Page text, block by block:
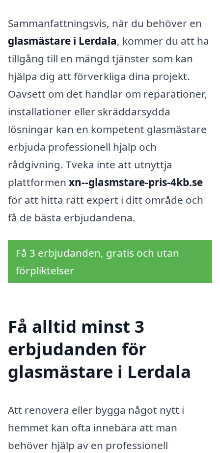
Sammanfattningsvis, när du behöver en
glasmästare i Lerdala, kommer du att ha
tillgång till en mängd tjänster som kan
hjälpa dig att förverkliga dina projekt.
Oavsett om det handlar om reparationer,
installationer eller skräddarsydda
lösningar kan en kompetent glasmästare
erbjuda professionell hjälp och
rådgivning. Tveka inte att utnyttja
plattformen xn--glasmstare-pris-4kb.se
för att hitta rätt expert i ditt område och
få de bästa erbjudandena.
Få 3 erbjudanden, gratis och utan
förpliktelser
Få alltid minst 3
erbjudanden för
glasmästare i Lerdala
Att renovera eller bygga något nytt i
hemmet kan ofta innebära att man
behöver hjälp av en professionell